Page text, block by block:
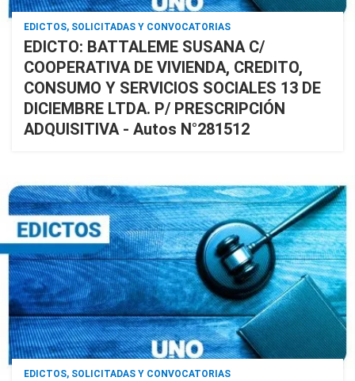
EDICTOS, SOLICITADAS Y CONVOCATORIAS
EDICTO: BATTALEME SUSANA C/
COOPERATIVA DE VIVIENDA, CREDITO,
CONSUMO Y SERVICIOS SOCIALES 13 DE
DICIEMBRE LTDA. P/ PRESCRIPCIÓN
ADQUISITIVA - Autos N°281512
EDICTOS, SOLICITADAS Y CONVOCATORIAS